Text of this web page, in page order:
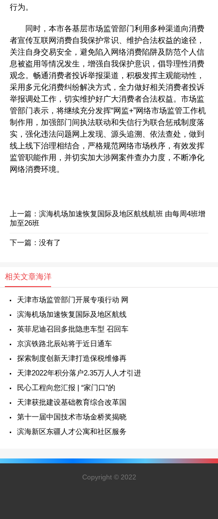
行为。
同时，本市各基层市场监管部门利用多种渠道向消费
者宣传互联网消费自我保护常识、维护合法权益的途径，
关注自身交易安全，避免陷入网络消费陷阱及防范个人信
息被盗用等情况发生，增强自我保护意识，倡导理性消费
观念。畅通消费者投诉举报渠道，积极发挥主观能动性，
采用多元化消费纠纷解决方式，全力做好相关消费者投诉
举报调处工作，切实维护好广大消费者合法权益。市场监
管部门表示，将继续充分发挥“网监+”网络市场监管工作机
制作用，加强部门间执法联动和失信行为联合惩戒制度落
实，强化违法问题网上发现、源头追溯、依法查处，做到
线上线下治理相结合，严格规范网络市场秩序，有效发挥
监管职能作用，并切实加大涉网案件查办力度，不断净化
网络消费环境。
上一篇： 滨海机场加速恢复国际及地区航线航班 由每周4班增
加至26班
下一篇：没有了
相关文章海洋
天津市场监管部门开展专项行动 网
滨海机场加速恢复国际及地区航线
英菲尼迪召回多批隐患车型 召回车
京滨铁路北辰站将于近日通车
探索制度创新天津打造保税维修再
天津2022年积分落户2.35万人人才引进
民心工程向您汇报 | “家门口”的
天津获批建设基础教育综合改革国
第十一届中国技术市场金桥奖揭晓
滨海新区东疆人才公寓和社区服务
Copyright © 2022